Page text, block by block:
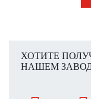
ХОТИТЕ
НАШЕМ